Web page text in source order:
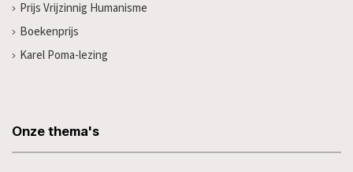
Prijs Vrijzinnig Humanisme
Boekenprijs
Karel Poma-lezing
Onze thema's